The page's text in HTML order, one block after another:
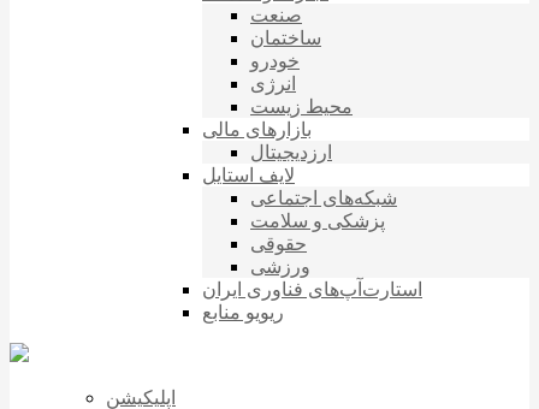
صنعت
ساختمان
خودرو
انرژی
محیط زیست
بازارهای مالی
ارزدیجیتال
لایف استایل
شبکه‌های اجتماعی
پزشکی و سلامت
حقوقی
ورزشی
استارت‌آپ‌های فناوری ایران
ریویو منابع
اپلیکیشن